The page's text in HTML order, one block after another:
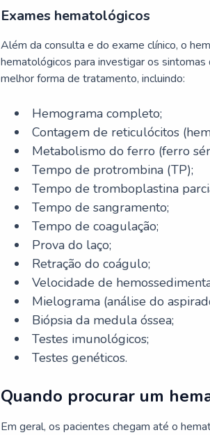
Exames hematológicos
Além da consulta e do exame clínico, o
hematológicos para investigar os
melhor forma de tratamento, incluindo:
Hemograma completo;
Contagem de reticulócitos
Metabolismo do ferro (ferro
Tempo de protrombina (TP);
Tempo de tromboplastina
Tempo de sangramento;
Tempo de coagulação;
Prova do laço;
Retração do coágulo;
Velocidade de
Mielograma (análise do
Biópsia da medula óssea;
Testes imunológicos;
Testes genéticos.
Quando procurar um
Em geral, os pacientes chegam até o